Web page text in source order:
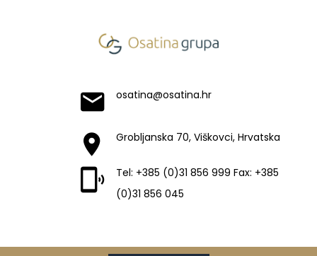
osatina@osatina.hr
Grobljanska 70, Viškovci, Hrvatska
Tel: +385 (0)31 856 999 Fax: +385
(0)31 856 045